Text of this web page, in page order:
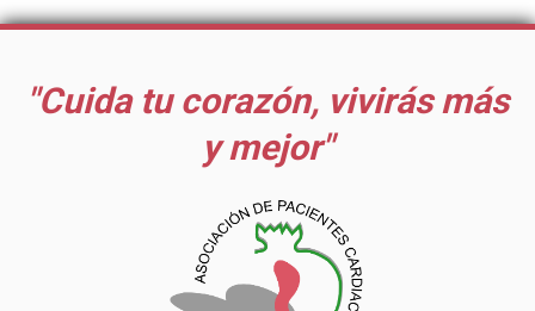
"Cuida tu corazón, vivirás más
y mejor"